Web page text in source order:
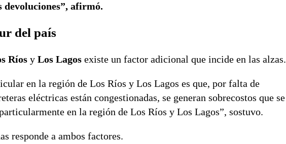
devoluciones”, afirmó.
del país
Ríos y Los Lagos existe un factor adicional que incide en las alzas.
en la región de Los Ríos y Los Lagos es que, por falta de
eléctricas están congestionadas, se generan sobrecostos que se
en la región de Los Ríos y Los Lagos”, sostuvo.
responde a ambos factores.